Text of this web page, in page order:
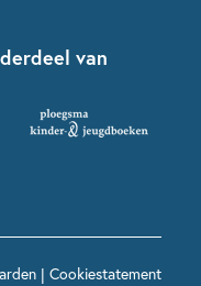
van
| Cookiestatement